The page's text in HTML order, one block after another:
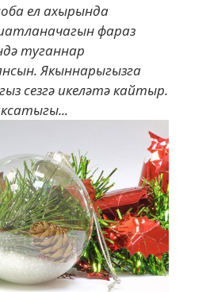
ел ахырында
фараз
туганнар
Якыннарыгызга
сезгә икеләтә кайтыр.